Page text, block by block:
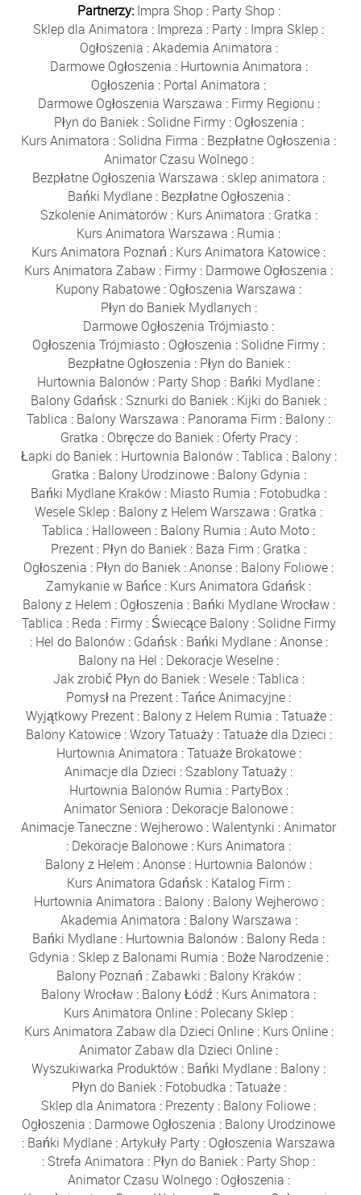
Partnerzy: Impra Shop : Party Shop :
Sklep dla Animatora : Impreza : Party : Impra Sklep :
Ogłoszenia :Akademia Animatora :
Darmowe Ogłoszenia : Hurtownia Animatora :
Ogłoszenia : Portal Animatora :
Darmowe Ogłoszenia Warszawa : Firmy Regionu :
Płyn do Baniek: Solidne Firmy: Ogłoszenia :
Kurs Animatora : Solidna Firma : Bezpłatne Ogłoszenia :
Animator Czasu Wolnego:
Bezpłatne Ogłoszenia Warszawa : sklep animatora :
Bańki Mydlane: Bezpłatne Ogłoszenia :
Szkolenie Animatorów: Kurs Animatora : Gratka :
Kurs Animatora Warszawa : Rumia :
Kurs Animatora Poznań : Kurs Animatora Katowice :
Kurs Animatora Zabaw : Firmy : Darmowe Ogłoszenia :
Kupony Rabatowe : Ogłoszenia Warszawa :
Płyn do Baniek Mydlanych :
Darmowe Ogłoszenia Trójmiasto :
Ogłoszenia Trójmiasto : Ogłoszenia : Solidne Firmy :
Bezpłatne Ogłoszenia : Płyn do Baniek:
Hurtownia Balonów : Party Shop : Bańki Mydlane :
Balony Gdańsk : Sznurki do Baniek : Kijki do Baniek :
Tablica : Balony Warszawa : Panorama Firm : Balony :
Gratka : Obręcze do Baniek: Oferty Pracy:
Łapki do Baniek: Hurtownia Balonów:Tablica : Balony:
Gratka : Balony Urodzinowe: Balony Gdynia :
Bańki Mydlane Kraków : Miasto Rumia : Fotobudka :
Wesele Sklep : Balony z Helem Warszawa : Gratka :
Tablica : Halloween : Balony Rumia :Auto Moto :
Prezent : Płyn do Baniek : Baza Firm : Gratka :
Ogłoszenia : Płyn do Baniek :Anonse : Balony Foliowe :
Zamykanie w Bańce : Kurs Animatora Gdańsk :
Balony z Helem : Ogłoszenia : Bańki Mydlane Wrocław:
Tablica : Reda : Firmy: Świecące Balony: Solidne Firmy
: Hel do Balonów: Gdańsk: Bańki Mydlane:Anonse:
Balony na Hel : Dekoracje Weselne :
Jak zrobić Płyn do Baniek:Wesele:Tablica :
Pomysł na Prezent :Tańce Animacyjne :
Wyjątkowy Prezent: Balony z Helem Rumia :Tatuaże:
Balony Katowice:Wzory Tatuaży:Tatuaże dla Dzieci :
Hurtownia Animatora :Tatuaże Brokatowe:
Animacje dla Dzieci : Szablony Tatuaży :
Hurtownia Balonów Rumia : PartyBox:
Animator Seniora : Dekoracje Balonowe :
Animacje Taneczne :Wejherowo :Walentynki :Animator
: Dekoracje Balonowe : Kurs Animatora :
Balony z Helem :Anonse : Hurtownia Balonów :
Kurs Animatora Gdańsk : Katalog Firm :
Hurtownia Animatora : Balony: Balony Wejherowo:
Akademia Animatora : Balony Warszawa :
Bańki Mydlane : Hurtownia Balonów : Balony Reda :
Gdynia : Sklep z Balonami Rumia : Boże Narodzenie:
Balony Poznań :Zabawki : Balony Kraków :
Balony Wrocław : Balony Łódź : Kurs Animatora :
Kurs Animatora Online : Polecany Sklep :
Kurs Animatora Zabaw dla Dzieci Online: Kurs Online:
Animator Zabaw dla Dzieci Online :
Wyszukiwarka Produktów : Bańki Mydlane : Balony :
Płyn do Baniek: Fotobudka :Tatuaże:
Sklep dla Animatora : Prezenty : Balony Foliowe :
Ogłoszenia : Darmowe Ogłoszenia : Balony Urodzinowe
: Bańki Mydlane :Artykuły Party : Ogłoszenia Warszawa
: Strefa Animatora : Płyn do Baniek : Party Shop :
Animator Czasu Wolnego: Ogłoszenia :